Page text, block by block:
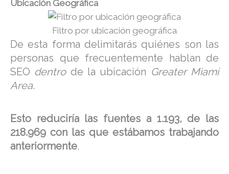
Ubicación Geográfica
Filtro por ubicación geográfica
De esta forma delimitarás quiénes son las
personas que frecuentemente hablan de
SEO dentrode la ubicación Greater Miami
Area.
Esto reduciría las fuentes a 1.193, de las
218.969 con las que estábamos trabajando
anteriormente.